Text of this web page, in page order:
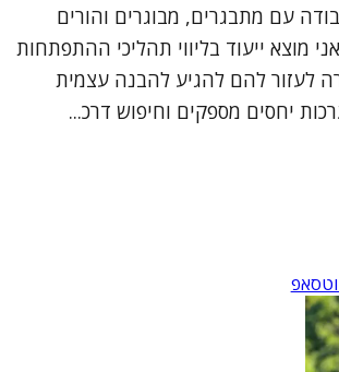
עם מתבגרים, מבוגרים והורים
מוצא ייעוד בליווי תהליכי ההתפתחות
לעזור להם להגיע להבנה עצמית
יחסים מספקים וחיפוש דרכ...